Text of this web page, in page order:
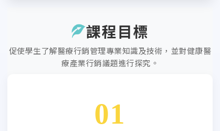
課程目標
促使學生了解醫療行銷管理專業知識及技術，並對健康醫
療產業行銷議題進行探究。
01